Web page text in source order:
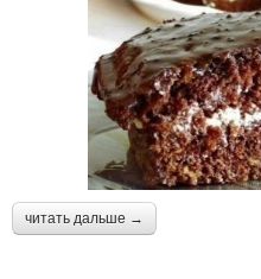
читать дальше →